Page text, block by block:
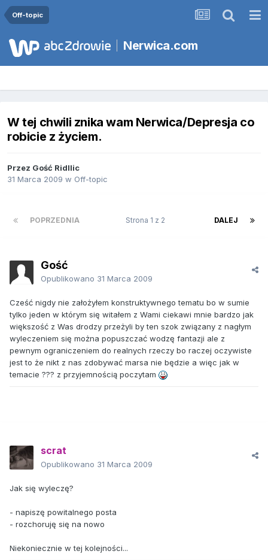
Off-topic
Nerwica.com
W tej chwili znika wam Nerwica/Depresja co
robicie z życiem.
Przez Gość Ridllic
31 Marca 2009 w Off-topic
POPRZEDNIA DALEJ
Strona 1 z 2
Gość
Opublikowano 31 Marca 2009
Cześć nigdy nie założyłem konstruktywnego tematu bo w sumie
tylko jeden w którym się witałem z Wami ciekawi mnie bardzo jak
większość z Was drodzy przeżyli by ten szok związany z nagłym
wyleczeniem się można popuszczać wodzę fantazji ale z
pewnym ograniczeniem do realnych rzeczy bo raczej oczywiste
jest to że nikt z nas zdobywać marsa nie będzie a więc jak w
temacie ??? z przyjemnością poczytam
scrat
Opublikowano 31 Marca 2009
Jak się wyleczę?
- napiszę powitalnego posta
- rozchoruję się na nowo
Niekoniecznie w tej kolejności...